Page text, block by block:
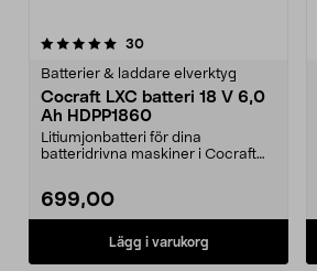
30recensioner
Batterier & laddare elverktyg
Cocraft LXC batteri 18 V 6,0
Ah HDPP1860
Litiumjonbatteri för dina
batteridrivna maskiner i Cocraft
699,00
Lägg i varukorg
4.5av 5 stjärnor